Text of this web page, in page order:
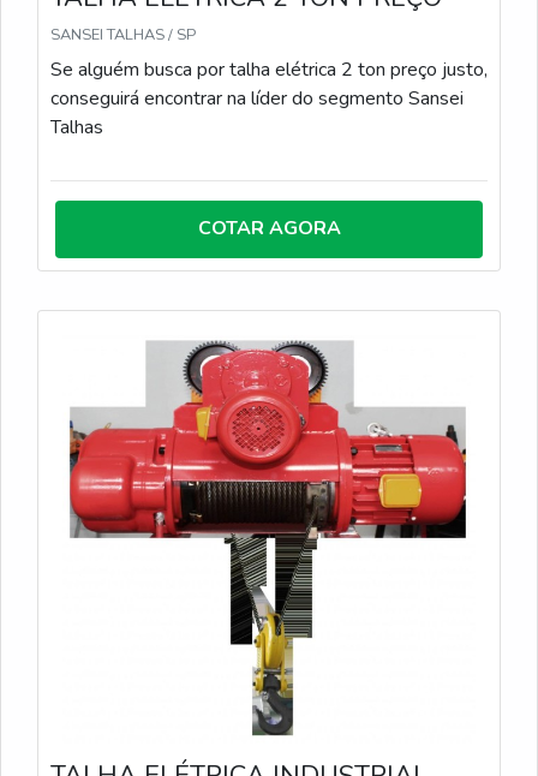
SANSEI TALHAS / SP
Se alguém busca por talha elétrica 2 ton preço justo,
conseguirá encontrar na líder do segmento Sansei
Talhas
COTAR AGORA